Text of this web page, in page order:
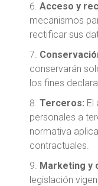
Acceso y
mecanismos
rectificar sus
conservarán
los fines
Terceros:
personales a
normativa
contractuales.
Marketing y
legislación